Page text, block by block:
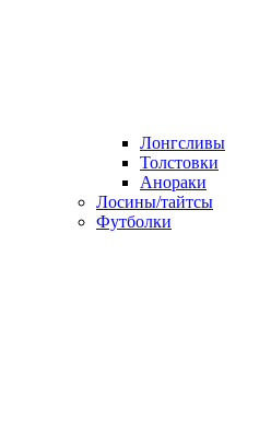
Лонгсливы
Толстовки
Анораки
Лосины/тайтсы
Футболки